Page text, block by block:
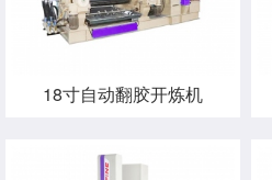
18寸自动翻胶开炼机